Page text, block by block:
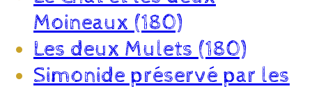
Moineaux (180)
Les deux Mulets (180)
Simonide préservé par les